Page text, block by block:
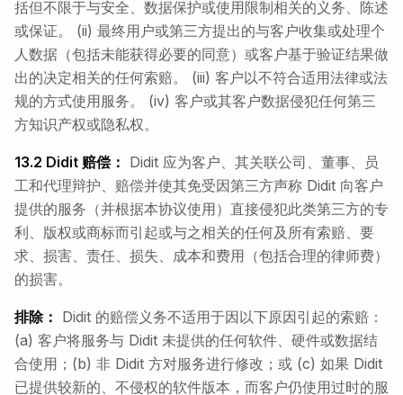
括但不限于与安全、数据保护或使用限制相关的义务、陈述
或保证。 (ii) 最终用户或第三方提出的与客户收集或处理个
人数据（包括未能获得必要的同意）或客户基于验证结果做
出的决定相关的任何索赔。 (iii) 客户以不符合适用法律或法
规的方式使用服务。 (iv) 客户或其客户数据侵犯任何第三
方知识产权或隐私权。
13.2 Didit 赔偿： Didit 应为客户、其关联公司、董事、员
工和代理辩护、赔偿并使其免受因第三方声称 Didit 向客户
提供的服务（并根据本协议使用）直接侵犯此类第三方的专
利、版权或商标而引起或与之相关的任何及所有索赔、要
求、损害、责任、损失、成本和费用（包括合理的律师费）
的损害。
排除： Didit 的赔偿义务不适用于因以下原因引起的索赔：
(a) 客户将服务与 Didit 未提供的任何软件、硬件或数据结
合使用；(b) 非 Didit 方对服务进行修改；或 (c) 如果 Didit
已提供较新的、不侵权的软件版本，而客户仍使用过时的服